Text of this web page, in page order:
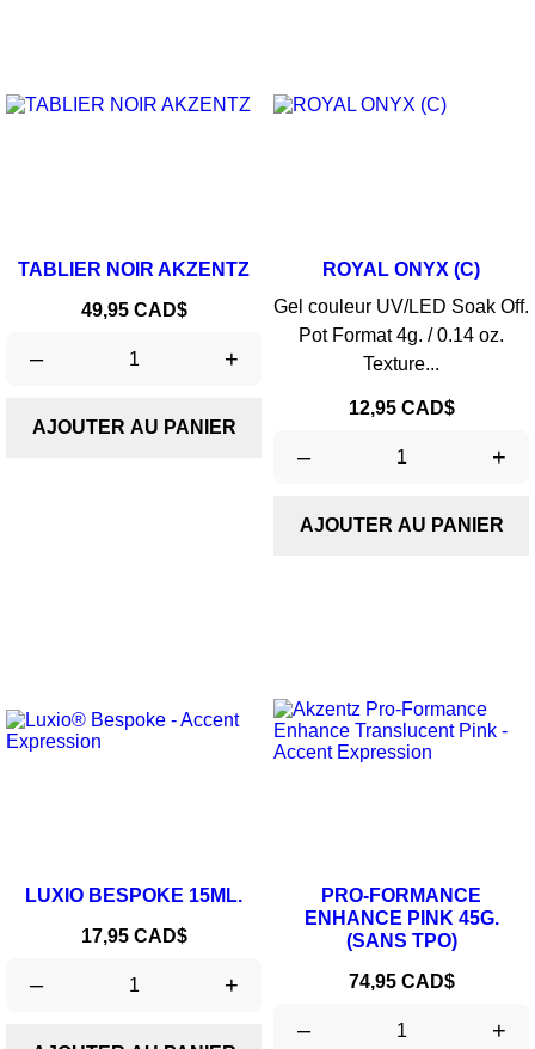
TABLIER NOIR AKZENTZ
Prix
49,95 CAD$
– +
AJOUTER AU PANIER
ROYAL ONYX (C)
Gel couleur UV/LED Soak Off.
Pot Format 4g. / 0.14 oz.
Texture...
Prix
12,95 CAD$
– +
AJOUTER AU PANIER
LUXIO BESPOKE 15ML.
Prix
17,95 CAD$
– +
PRO-FORMANCE
ENHANCE PINK 45G.
(SANS TPO)
Prix
74,95 CAD$
– +